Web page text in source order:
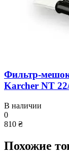
Фильтр-
Karcher NT
В наличии
0
810 ₴
Похожие